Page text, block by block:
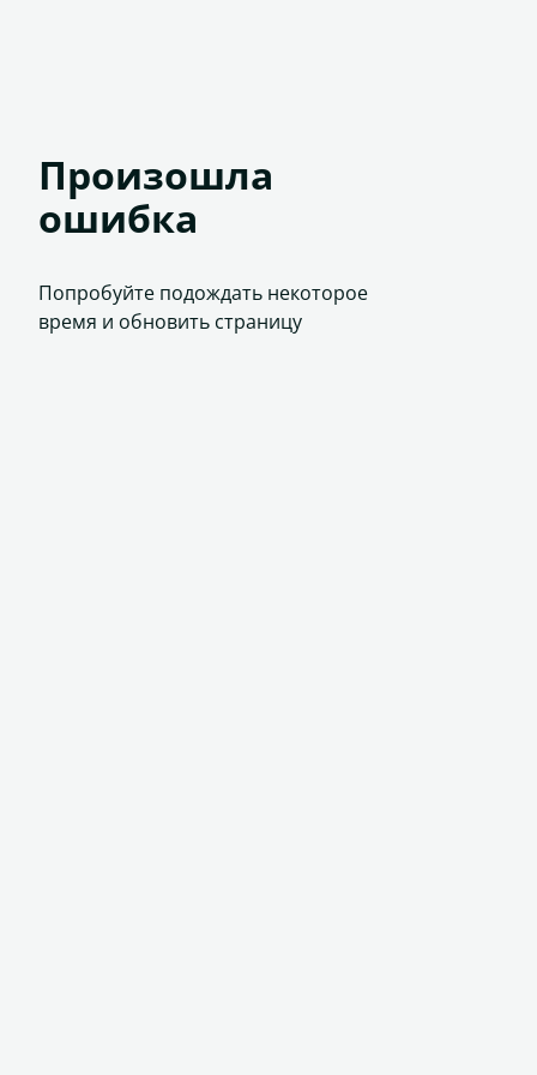
Произошла
ошибка
Попробуйте подождать некоторое
время и обновить страницу